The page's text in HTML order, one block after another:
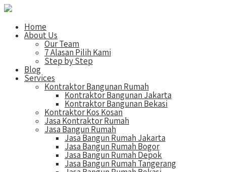
Home
About Us
Our Team
7 Alasan Pilih Kami
Step by Step
Blog
Services
Kontraktor Bangunan Rumah
Kontraktor Bangunan Jakarta
Kontraktor Bangunan Bekasi
Kontraktor Kos Kosan
Jasa Kontraktor Rumah
Jasa Bangun Rumah
Jasa Bangun Rumah Jakarta
Jasa Bangun Rumah Bogor
Jasa Bangun Rumah Depok
Jasa Bangun Rumah Tangerang